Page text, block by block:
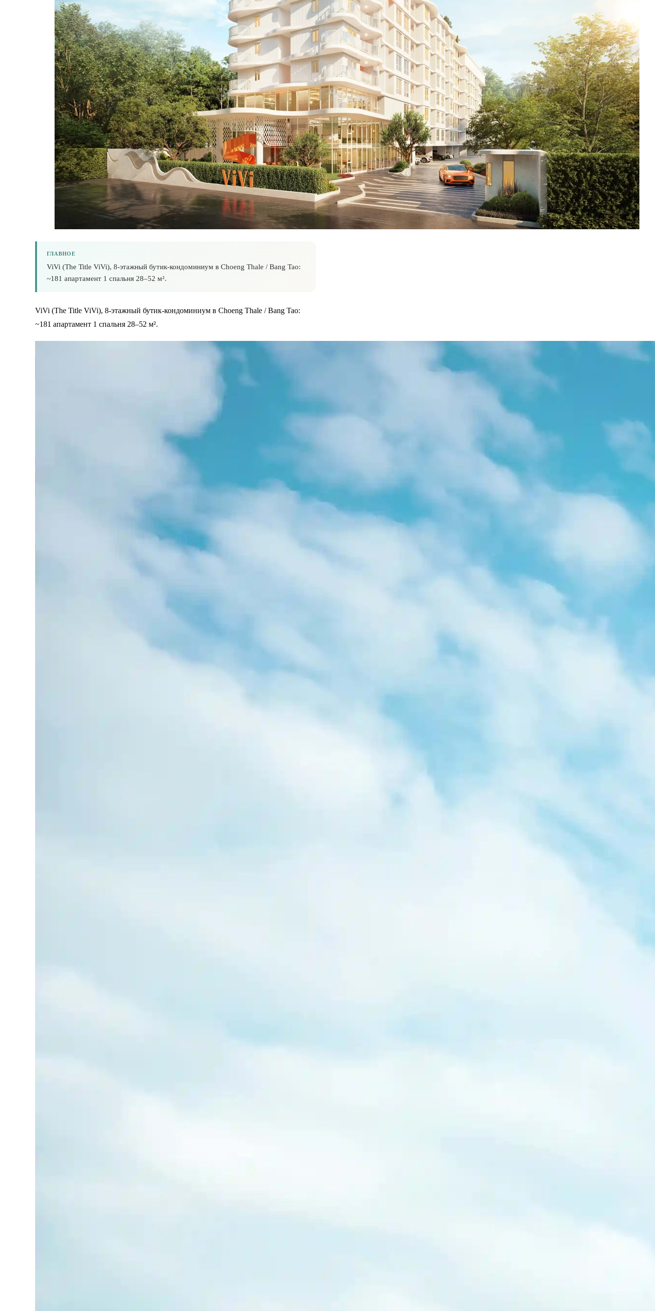
ГЛАВНОЕ
ViVi (The Title ViVi), 8-этажный бутик-кондоминиум в Choeng Thale / Bang Tao:
~181 апартамент 1 спальня 28–52 м².
ViVi (The Title ViVi), 8-этажный бутик-кондоминиум в Choeng Thale / Bang Tao:
~181 апартамент 1 спальня 28–52 м².